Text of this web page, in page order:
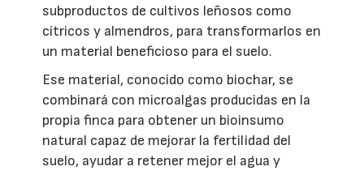
subproductos de cultivos leñosos como
cítricos y almendros, para transformarlos en
un material beneficioso para el suelo.
Ese material, conocido como biochar, se
combinará con microalgas producidas en la
propia finca para obtener un bioinsumo
natural capaz de mejorar la fertilidad del
suelo, ayudar a retener mejor el agua y